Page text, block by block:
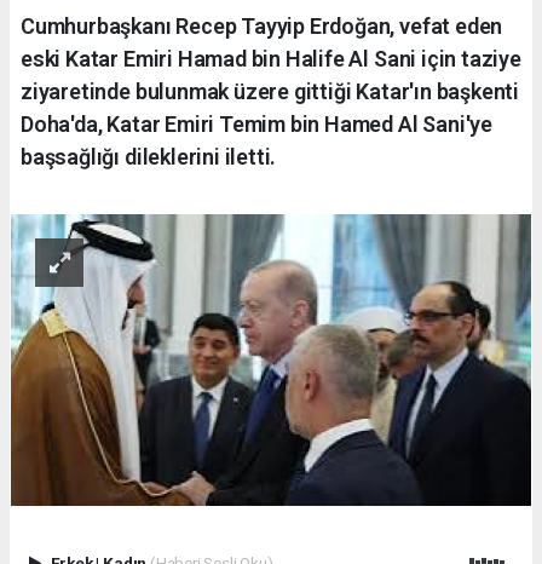
Cumhurbaşkanı Recep Tayyip Erdoğan, vefat eden
eski Katar Emiri Hamad bin Halife Al Sani için taziye
ziyaretinde bulunmak üzere gittiği Katar'ın başkenti
Doha'da, Katar Emiri Temim bin Hamed Al Sani'ye
başsağlığı dileklerini iletti.